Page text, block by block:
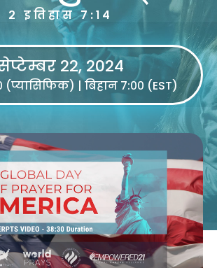
२ इतिहास ७:१४
22, 2024
(प्यासिफिक) | बिहान ७:०० (EST)